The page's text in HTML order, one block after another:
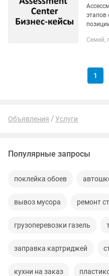
этапов
позиции. С чем
Семей,
1
Объявления Услуги
Популярные запросы
поклейка обоев
вывоз мусора ремонт
грузоперевозки газель
заправка картриджей
кухни на заказ